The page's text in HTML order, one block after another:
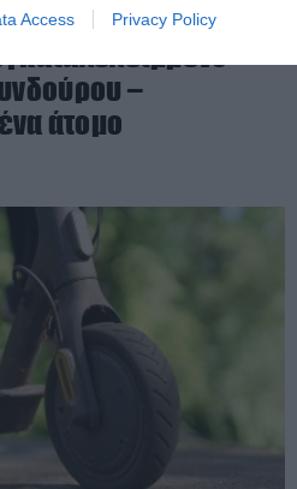
Access Privacy Policy
–
άτομο